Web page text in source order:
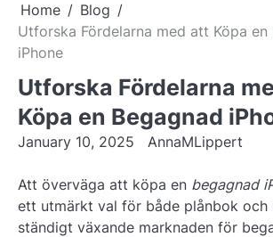
Home
Blog
Utforska Fördelarna med att Köpa en
iPhone
Utforska Fördelarna
Köpa en Begagnad
January 10, 2025 AnnaMLippert
Att överväga att köpa en begagnad
ett utmärkt val för både plånbok och
ständigt växande marknaden för